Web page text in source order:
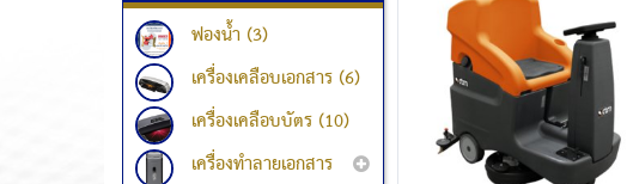
ฟองน้ำ (3)
เครื่องเคลือบเอกสาร (6)
เครื่องเคลือบบัตร (10)
เครื่องทำลายเอกสาร